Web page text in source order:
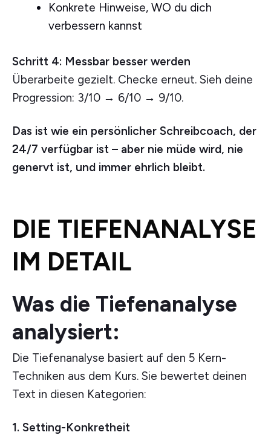
Konkrete Hinweise, WO du dich
verbessern kannst
Schritt 4: Messbar besser werden
Überarbeite gezielt. Checke erneut. Sieh deine
Progression: 3/10 → 6/10 → 9/10.
Das ist wie ein persönlicher Schreibcoach, der
24/7 verfügbar ist – aber nie müde wird, nie
genervt ist, und immer ehrlich bleibt.
DIE TIEFENANALYSE
IM DETAIL
Was die Tiefenanalyse
analysiert:
Die Tiefenanalyse basiert auf den 5 Kern-
Techniken aus dem Kurs. Sie bewertet deinen
Text in diesen Kategorien:
1. Setting-Konkretheit